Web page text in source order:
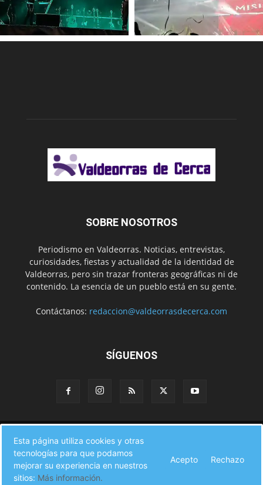
SOBRE NOSOTROS
Periodismo en Valdeorras. Noticias, entrevistas,
curiosidades, fiestas y actualidad de la identidad de
Valdeorras, pero sin trazar fronteras geográficas ni de
contenido. La esencia de un pueblo está en su gente.
Contáctanos: redaccion@valdeorrasdecerca.com
SÍGUENOS
A pie de calle
Fiestas Eventos Cultura
CAMINO DE INVIERNO
Agenda Comercial Sucesos Contacto
© Valdeorras de Cerca 2017
Esta página utiliza cookies y otras
tecnologías para que podamos
mejorar su experiencia en nuestros
sitios: Más información.
Acepto Rechazo